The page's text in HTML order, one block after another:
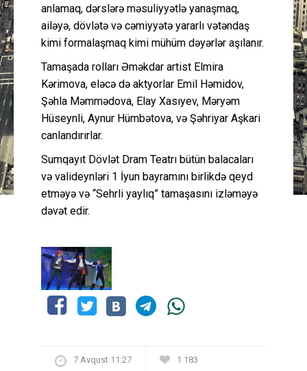
anlamaq, dərslərə məsuliyyətlə yanaşmaq,
ailəyə, dövlətə və cəmiyyətə yararlı vətəndaş
kimi formalaşmaq kimi mühüm dəyərlər aşılanır.
Tamaşada rolları Əməkdar artist Elmira
Kərimova, eləcə də aktyorlar Emil Həmidov,
Şəhla Məmmədova, Elay Xasıyev, Məryəm
Hüseynli, Aynur Hümbətova, və Şəhriyar Aşkari
canlandırırlar.
Sumqayıt Dövlət Dram Teatrı bütün balacaları
və valideynləri 1 İyun bayramını birlikdə qeyd
etməyə və “Sehrli yaylıq” tamaşasını izləməyə
dəvət edir.
7 Avqust 11:27 1 183